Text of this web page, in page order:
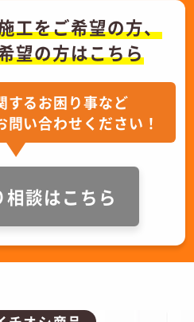
工をご希望の方、
望の方はこちら
するお困り事など
い合わせください！
相談はこちら